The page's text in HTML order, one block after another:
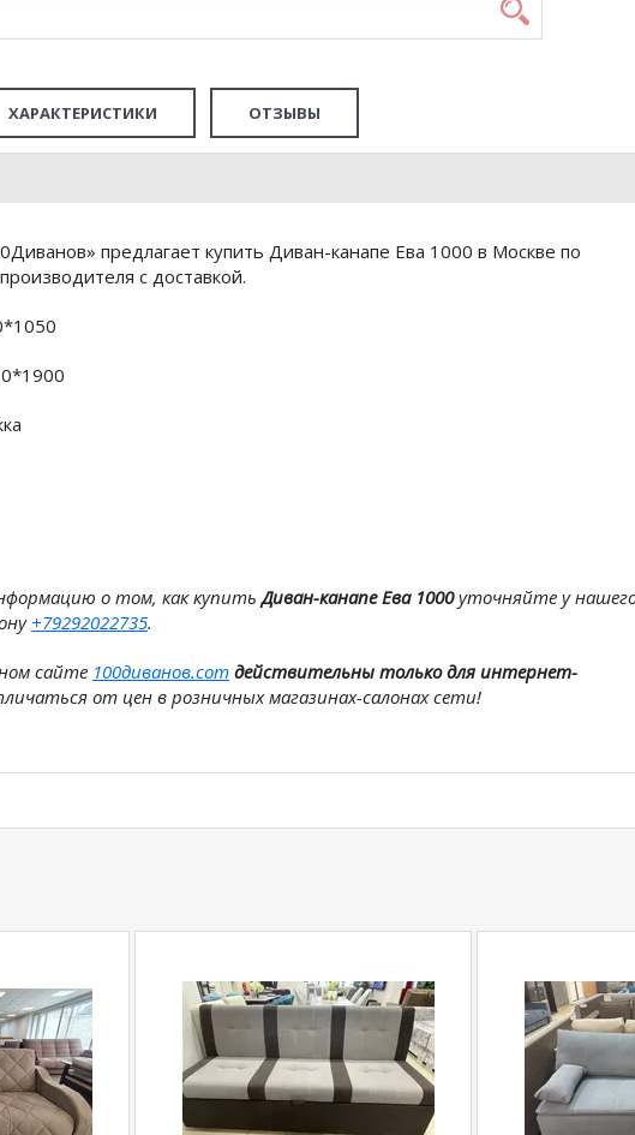
ХАРАКТЕРИСТИКИ ОТЗЫВЫ
предлагает купить Диван-канапе Ева 1000 в Москве по
с доставкой.
о том, как купитьДиван-канапе Ева 1000уточняйте у
+79292022735.
сайте 100диванов.com действительны только для интернет-
от цен в розничных магазинах-салонах сети!